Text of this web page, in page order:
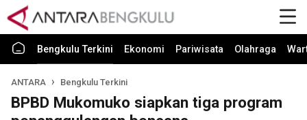
Bengkulu Terkini Ekonomi Pariwisata Olahraga
ANTARA Bengkulu Terkini
BPBD Mukomuko siapkan tiga program